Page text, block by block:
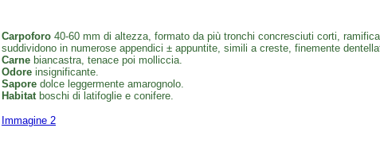
Carpoforo 40-60 mm di altezza, formato da più tronchi concresciuti corti,
suddividono in numerose appendici ± appuntite, simili a creste, finemente
Carne biancastra, tenace poi molliccia.
Odore insignificante.
Sapore dolce leggermente amarognolo.
Habitatboschi di latifoglie e conifere.
Immagine 2